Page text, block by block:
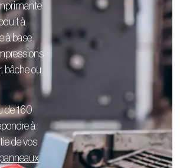
à
à base
bâche ou
de 160
à
de vos
panneaux